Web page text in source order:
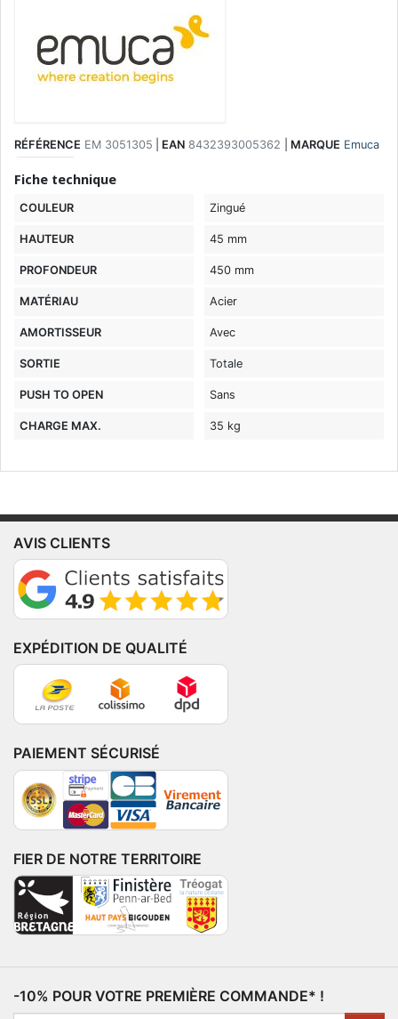
RÉFÉRENCE EM 3051305 EAN 8432393005362 MARQUE Emuca
Fiche technique
COULEUR Zingué
HAUTEUR 45 mm
PROFONDEUR 450 mm
MATÉRIAU Acier
AMORTISSEUR Avec
SORTIE Totale
PUSH TO OPEN Sans
CHARGE MAX. 35 kg
AVIS CLIENTS
EXPÉDITION DE QUALITÉ
PAIEMENT SÉCURISÉ
FIER DE NOTRE TERRITOIRE
-10% POUR VOTRE PREMIÈRE COMMANDE* !